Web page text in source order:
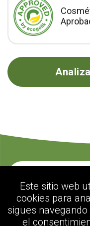
Este sitio web
cookies para
sigues
el